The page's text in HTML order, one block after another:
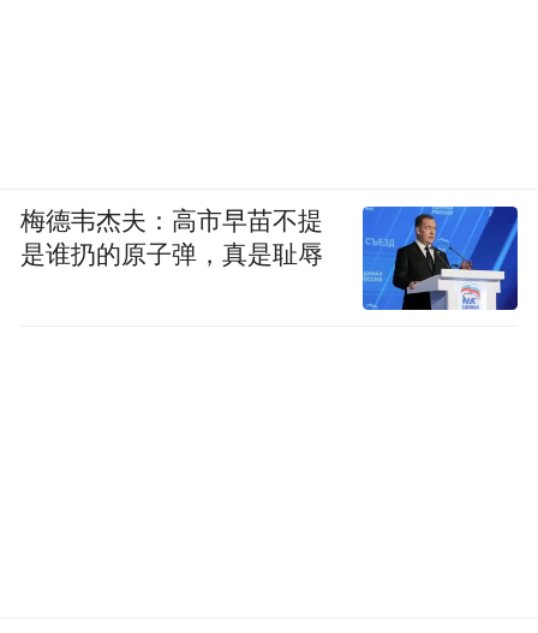
梅德韦杰夫：高市早苗不提
是谁扔的原子弹，真是耻辱